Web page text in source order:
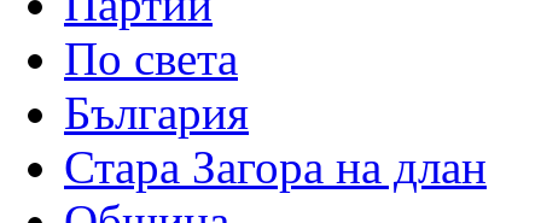
По света
България
Стара Загора на длан